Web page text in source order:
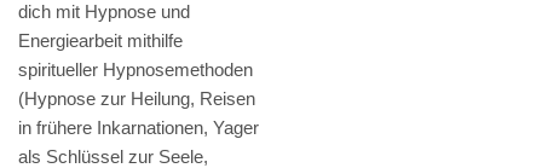
dich mit Hypnose und
Energiearbeit mithilfe
spiritueller Hypnosemethoden
(Hypnose zur Heilung, Reisen
in frühere Inkarnationen, Yager
als Schlüssel zur Seele,